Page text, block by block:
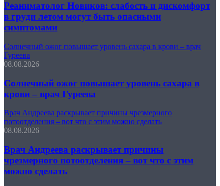
Реаниматолог Новиков: слабость и дискомфорт
в груди летом могут быть опасными
симптомами
Солнечный ожог повышает уровень сахара в крови – врач
Гуреева
08.08.2026
Солнечный ожог повышает уровень сахара в
крови – врач Гуреева
Врач Андреева раскрывает причины чрезмерного
потоотделения – вот что с этим можно сделать
08.08.2026
Врач Андреева раскрывает причины
чрезмерного потоотделения – вот что с этим
можно сделать